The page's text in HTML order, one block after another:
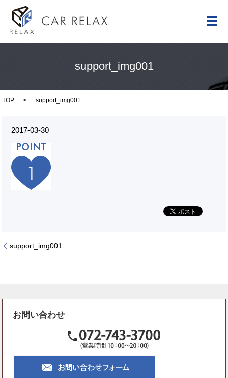
メ
support_img001
TOP support_img001
2017-03-30
support_img001
お問い合わせ